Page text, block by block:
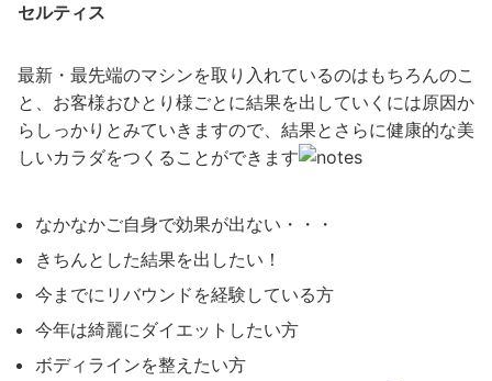
セルティス
最新・最先端のマシンを取り入れているのはもちろんのこ
と、お客様おひとり様ごとに結果を出していくには原因か
らしっかりとみていきますので、結果とさらに健康的な美
しいカラダをつくることができます
なかなかご自身で効果が出ない・・・
きちんとした結果を出したい！
今までにリバウンドを経験している方
今年は綺麗にダイエットしたい方
ボディラインを整えたい方